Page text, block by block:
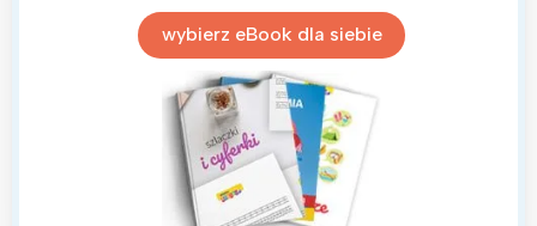
wybierz eBook dla siebie
Warszawa
Trójmiasto
Śląsk
Kraków
Południe
Północ
Wszystkie